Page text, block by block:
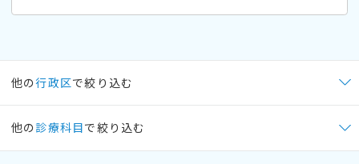
他の行政区で絞り込む
他の 診療科目で絞り込む